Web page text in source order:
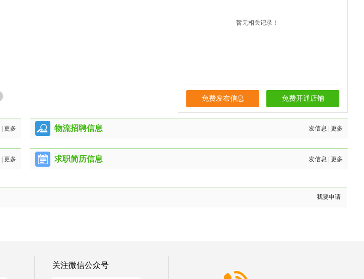
暂无相关记录！
免费发布信息 免费开通店铺
更多 物流招聘信息 发信息 更多
更多 求职简历信息 发信息 更多
我要申请
关注微信公众号